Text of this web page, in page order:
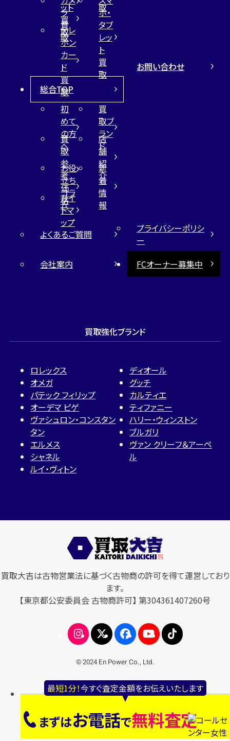
最短1分！今すぐ査定金額をお伝えいたします
まずはお電話で無料査定
ット
買
取
取
ラ
買
取
ホ・
タブ
レッ
ト
買
取
テレ
ホン
カー
ド
買
取
総合TOP
初
めて
の方
へ
買
取ブ
ラン
ド
買
取
参
考
価
格
店
舗
紹
介
お役
立ち
コラ
ム
新
着
情
報
サイ
トマ
ップ
お問い合わせ
よくあるご質問
プライバシーポリシ
ー
会社案内
FCオーナー募集中
買取強化ブランド
ロレックス
オメガ
パテック フィリップ
オーデマ ピゲ
ヴァシュロン・コンスタン
タン
エルメス
シャネル
ルイ・ヴィトン
ディオール
グッチ
カルティエ
ティファニー
ハリー・ウィンストン
ブルガリ
ヴァン クリーフ＆アーペ
ル
買取大吉は古物営業法に基づく古物商の許可を得て運営しており
ます。
【東京都公安委員会 古物商許可】 第304361407260号
© 2024 En Power Co., Ltd.